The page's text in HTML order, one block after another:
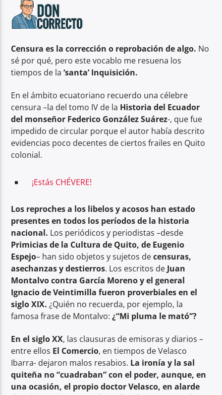
Radio hola
Censura es la corrección o reprobación de algo. No
sé por qué, pero este vocablo me resuena los
tiempos de la ‘santa’ Inquisición.
En el ámbito ecuatoriano recuerdo una célebre
censura –la del tomo IV de la Historia del Ecuador
del monseñor Federico González Suárez-, que fue
impedido de circular porque el autor había descrito
evidencias poco decentes de ciertos frailes en Quito
colonial.
¡Estás CHÉVERE!
Los reproches a los libelos y acosos han estado
presentes en todos los períodos de la historia
nacional. Los periódicos y periodistas –desde
Primicias de la Cultura de Quito, de Eugenio
Espejo– han sido objetos y sujetos decensuras,
asechanzas y destierros. Los escritos de Juan
Montalvo contra García Moreno y el general
Ignacio de Veintimilla fueron proverbiales en el
siglo XIX. ¿Quién no recuerda, por ejemplo, la
famosa frase de Montalvo:¿“Mi pluma le mató”?
En el siglo XX, las clausuras de emisoras y diarios –
entre ellos El Comercio, en tiempos de Velasco
Ibarra- dejaron malos resabios. La ironía y la sal
quiteña no “cuadraban” con el poder, aunque, en
una ocasión, el propio doctor Velasco, en alarde